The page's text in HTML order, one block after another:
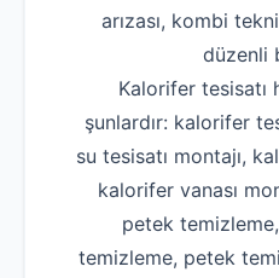
arızası, kombi
düzenli
Kalorifer tesisatı
şunlardır: kalorifer
su tesisatı montajı,
kalorifer vanası
petek
temizleme, petek